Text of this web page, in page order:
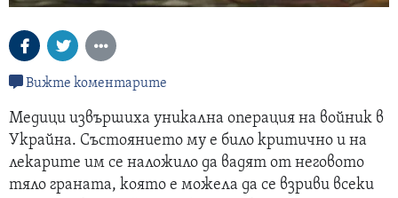
Вижте коментарите
Медици извършиха уникална операция на войник в
Украйна. Състоянието му е било критично и на
лекарите им се наложило да вадят от неговото
тяло граната, която е можела да се взриви всеки